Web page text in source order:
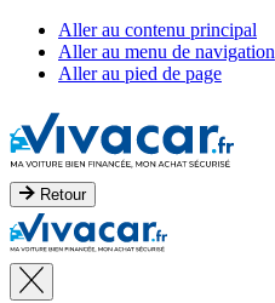
Aller au contenu principal
Aller au menu de navigation
Aller au pied de page
Retour